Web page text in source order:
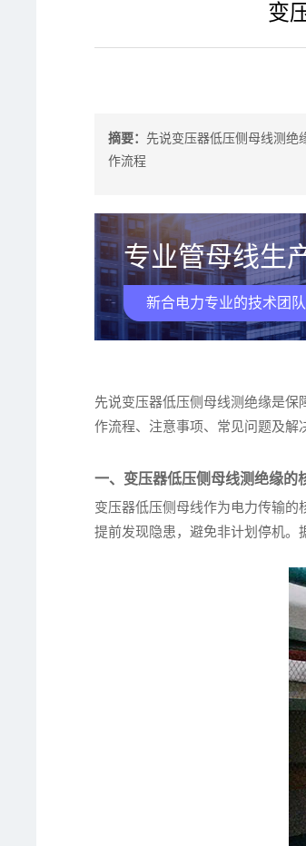
变
摘要：先说变压器低压侧母线测绝
作流程
专业管母线生
新合电力专业的技术团
先说变压器低压侧母线测绝缘是
作流程、注意事项、常见问题及解
一、变压器低压侧母线测绝缘的
变压器低压侧母线作为电力传输
提前发现隐患，避免非计划停机。